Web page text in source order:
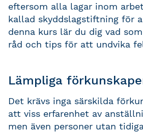
eftersom alla lagar inom
kallad skyddslagstiftning för
denna kurs lär du dig vad
råd och tips för att undvika
Lämpliga
Det krävs inga särskilda
att viss erfarenhet av
men även personer utan